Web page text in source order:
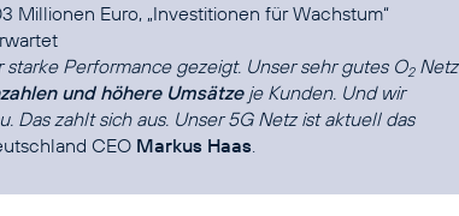
Millionen Euro, „Investitionen für Wachstum“
Performance gezeigt. Unser sehr gutes O2Netz
und höhere Umsätzeje Kunden. Und wir
zahlt sich aus. Unser 5G Netz ist aktuell das
CEO Markus Haas.